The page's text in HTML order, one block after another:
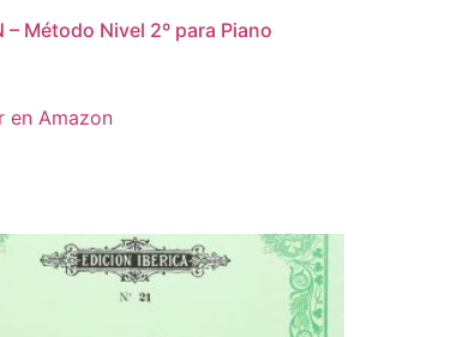
– Método Nivel 2º para Piano
en Amazon